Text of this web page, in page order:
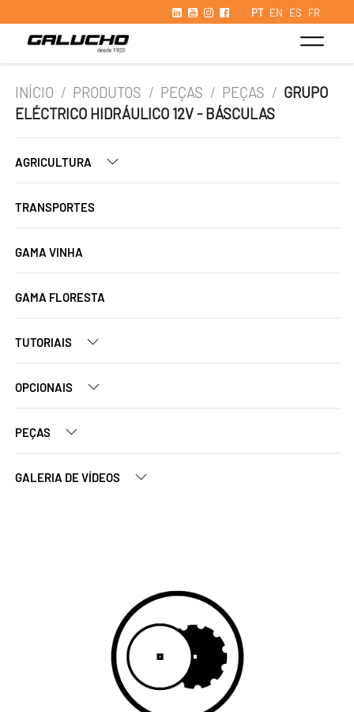
PT EN ES FR
INÍCIO / PRODUTOS / PEÇAS / PEÇAS / GRUPO
ELÉCTRICO HIDRÁULICO 12V - BÁSCULAS
AGRICULTURA
TRANSPORTES
GAMA VINHA
GAMA FLORESTA
TUTORIAIS
OPCIONAIS
PEÇAS
GALERIA DE VÍDEOS